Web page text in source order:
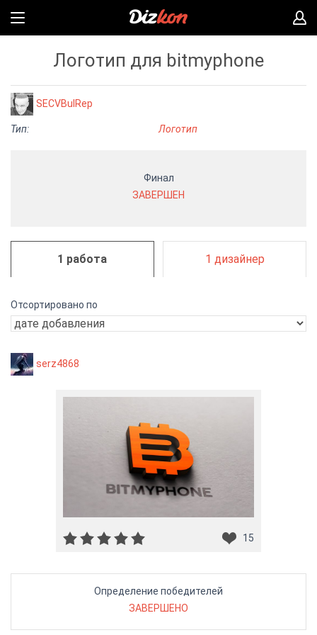
Логотип для bitmyphone
SECVBulRep
Тип: Логотип
Финал
ЗАВЕРШЕН
1 работа 1 дизайнер
Отсортировано по
serz4868
15
Определение победителей
ЗАВЕРШЕНО